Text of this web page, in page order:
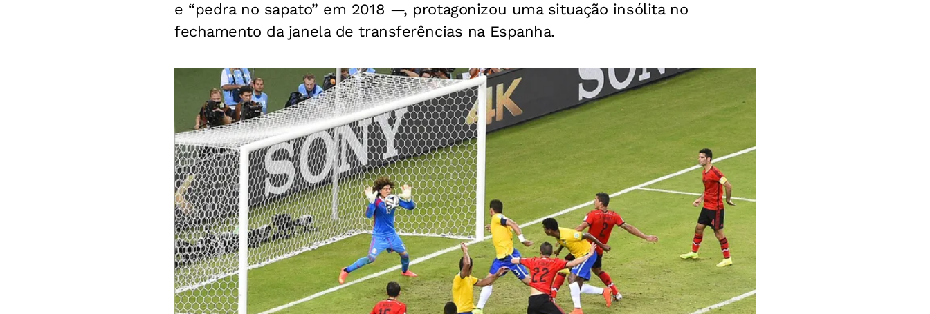
e “pedra no sapato” em 2018 —, protagonizou uma situação insólita no
fechamento da janela de transferências na Espanha.